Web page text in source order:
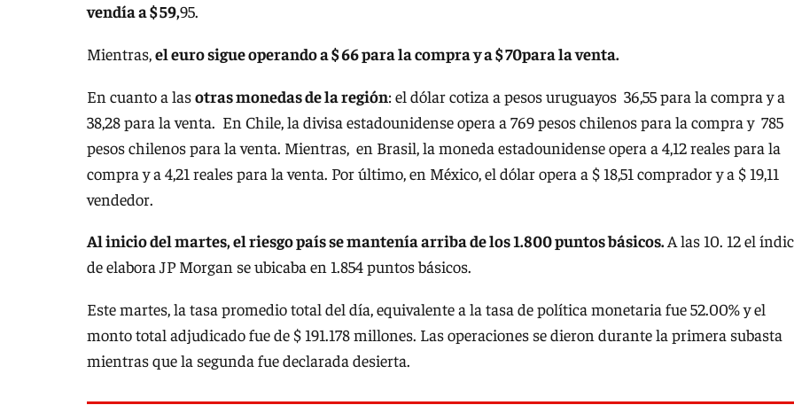
vendía a $ 59,95.
Mientras,el euro sigue operando a $ 66 para la compra y a $ 70para la venta.
En cuanto a lasotras monedas de la región: el dólar cotiza a pesos uruguayos 36,55 para la compra y a
38,28 para la venta. En Chile, la divisa estadounidense opera a 769 pesos chilenos para la compra y 785
pesos chilenos para la venta. Mientras, en Brasil, la moneda estadounidense opera a 4,12 reales para la
compra y a 4,21 reales para la venta. Por último, en México, el dólar opera a $ 18,51 comprador y a $ 19,11
vendedor.
Al inicio del martes, el riesgo país se mantenía arriba de los 1.800 puntos básicos.A las 10. 12 el
de elabora JP Morgan se ubicaba en 1.854 puntos básicos.
Este martes, la tasa promedio total del día, equivalente a la tasa de política monetaria fue 52.00% y el
monto total adjudicado fue de $ 191.178 millones. Las operaciones se dieron durante la primera subasta
mientras que la segunda fue declarada desierta.